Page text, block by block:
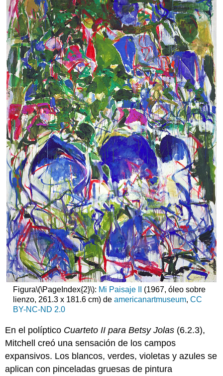
Figura\(\PageIndex{2}\): Mi Paisaje II
(1967, óleo sobre
lienzo, 261.3 x 181.6 cm) de americanartmuseum, CC
BY-NC-ND 2.0
En el políptico Cuarteto II para Betsy Jolas (6.2.3),
Mitchell creó una sensación de los campos
expansivos. Los blancos, verdes, violetas y azules se
aplican con pinceladas gruesas de pintura